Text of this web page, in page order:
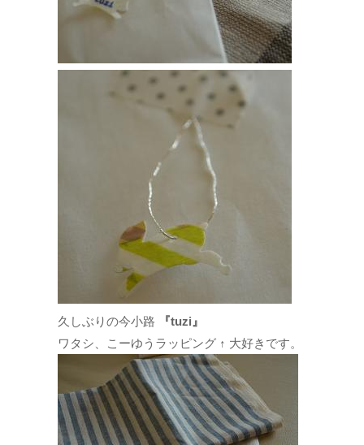
久しぶりの今小路 『tuzi』
ワタシ、こーゆうラッピング ↑ 大好きです。